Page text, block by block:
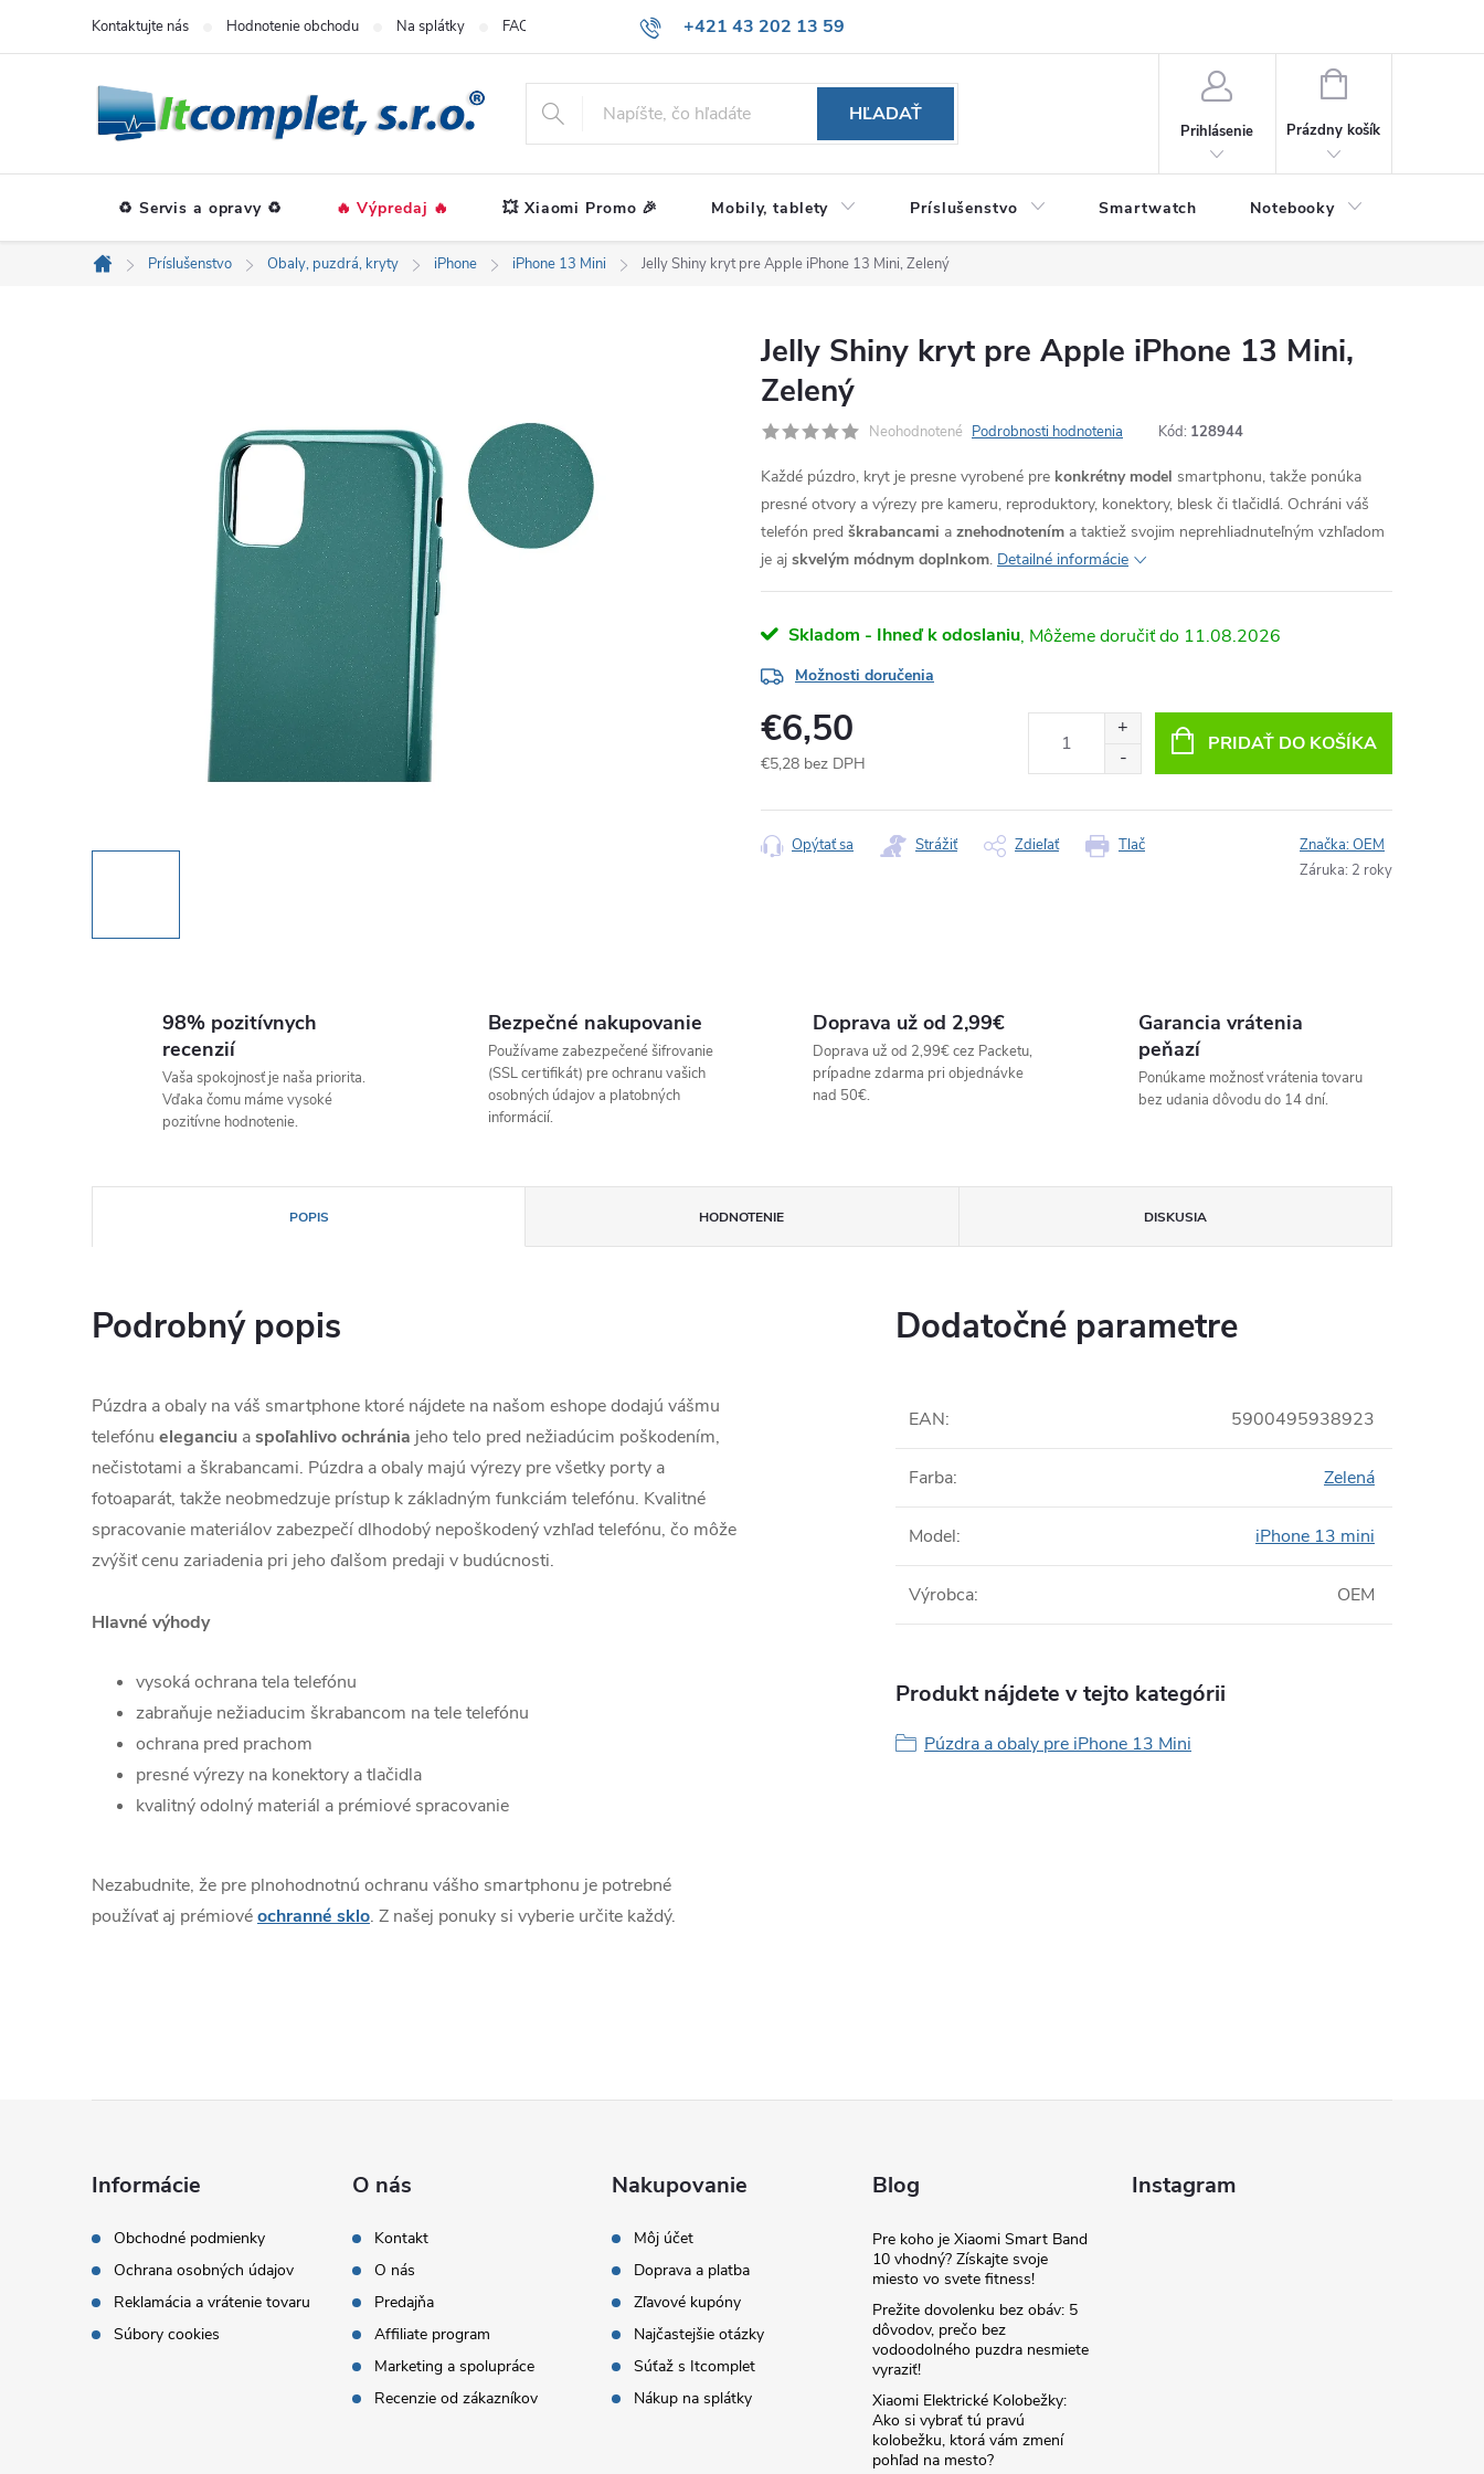
+421 43 202 13 59
Kontaktujte nás Hodnotenie obchodu Na splátky FAQ
HĽADAŤ
Prihlásenie
NÁKUPNÝ
Prázdny košík
♻️ Servis a opravy ♻️ 🔥 Výpredaj 🔥 💥 Xiaomi Promo 🎉 Mobily, tablety Príslušenstvo Smartwatch Notebooky
Domov
Príslušenstvo Obaly, puzdrá, kryty iPhone iPhone 13 Mini Jelly Shiny kryt pre Apple iPhone 13 Mini, Zelený
Jelly Shiny kryt pre Apple iPhone 13 Mini,
Zelený
Neohodnotené Podrobnosti hodnotenia Kód: 128944
Každé púzdro, kryt je presne vyrobené pre konkrétny model smartphonu, takže ponúka
presné otvory a výrezy pre kameru, reproduktory, konektory, blesk či tlačidlá. Ochráni váš
telefón pred škrabancami a znehodnotením a taktiež svojim neprehliadnuteľným vzhľadom
je aj skvelým módnym doplnkom. Detailné informácie
Skladom - Ihneď k odoslaniu 11.08.2026
Možnosti doručenia
€6,50
€5,28 bez DPH
cena:
PRIDAŤ DO KOŠÍKA
Tlač
Opýtať sa Strážiť Zdieľať Značka:OEM
Záruka: 2 roky
98% pozitívnych
recenzií
Vaša spokojnosť je naša priorita.
Vďaka čomu máme vysoké
pozitívne hodnotenie.
Bezpečné nakupovanie
Používame zabezpečené šifrovanie
(SSL certifikát) pre ochranu vašich
osobných údajov a platobných
informácií.
Doprava už od 2,99€
Doprava už od 2,99€ cez Packetu,
prípadne zdarma pri objednávke
nad 50€.
Garancia vrátenia
peňazí
Ponúkame možnosť vrátenia tovaru
bez udania dôvodu do 14 dní.
POPIS HODNOTENIE DISKUSIA
Podrobný popis
Púzdra a obaly na váš smartphone ktoré nájdete na našom eshope dodajú vášmu
telefónu eleganciu aspoľahlivoochránia jeho telo pred nežiadúcim poškodením,
nečistotami a škrabancami. Púzdra a obaly majú výrezy pre všetky porty a
fotoaparát, takže neobmedzuje prístup k základným funkciám telefónu. Kvalitné
spracovanie materiálov zabezpečí dlhodobý nepoškodený vzhľad telefónu, čo môže
zvýšiť cenu zariadenia pri jeho ďalšom predaji v budúcnosti.
Hlavné výhody
vysoká ochrana tela telefónu
zabraňuje nežiaducim škrabancom na tele telefónu
ochrana pred prachom
presné výrezy na konektory a tlačidla
kvalitný odolný materiál a prémiové spracovanie
Nezabudnite, že pre plnohodnotnú ochranu vášho smartphonu je potrebné
používať aj prémiovéochranné sklo. Z našej ponuky si vyberie určite každý.
Dodatočné parametre
EAN: 5900495938923
Farba: Zelená
Model: iPhone 13 mini
Výrobca: OEM
Produkt nájdete v tejto kategórii
Púzdra a obaly pre iPhone 13 Mini
Informácie
Obchodné podmienky
Ochrana osobných údajov
Reklamácia a vrátenie tovaru
Súbory cookies
O nás
Kontakt
O nás
Predajňa
Affiliate program
Marketing a spolupráce
Recenzie od zákazníkov
Nakupovanie
Môj účet
Doprava a platba
Zľavové kupóny
Najčastejšie otázky
Súťaž s Itcomplet
Nákup na splátky
Blog
Pre koho je Xiaomi Smart Band
10 vhodný? Získajte svoje
miesto vo svete fitness!
Prežite dovolenku bez obáv: 5
dôvodov, prečo bez
vodoodolného puzdra nesmiete
vyraziť!
Xiaomi Elektrické Kolobežky:
Ako si vybrať tú pravú
kolobežku, ktorá vám zmení
pohľad na mesto?
Instagram